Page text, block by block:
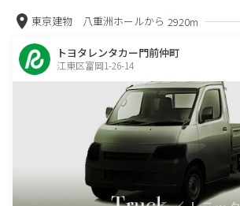
東京建物 八重洲ホールから 2920m
トヨタレンタカー門前仲町
江東区富岡1-26-14